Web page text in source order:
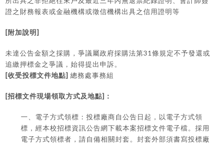
證之財務報表或金融機構或徵信機構出具之信用證明等
[ 附加說明 ]
未達公告金額之採購，爭議屬政府採購法第31條規定不予發還或
追繳押標金之爭議，始得提出申訴。
[收受投標文件地點]總務處事務組
[招標文件現場領取方式及地點] ：
一、電子方式領標：投標廠商自公告日起，以電子方式領
標，經本校招標資訊公告網下載本案招標文件電子檔。採用
電子方式領標者，請自備相關封套。封套外部須書寫投標廠